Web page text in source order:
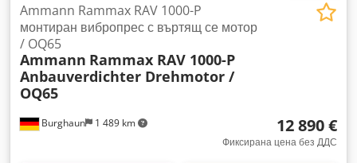
Burghaun 1 489 km
Ammann Rammax RAV 1000-P
монтиран вибропрес с въртящ се мотор
/ OQ65
Ammann Rammax RAV 1000-P
Anbauverdichter Drehmotor /
OQ65
12 890 €
Фиксирана цена без ДДС